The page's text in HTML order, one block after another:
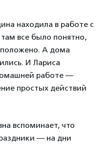
находила в работе с
все было понятно,
А дома
И Лариса
работе —
простых действий
вспоминает, что
— на дни